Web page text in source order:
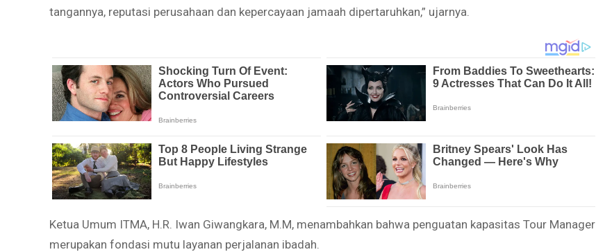
tangannya, reputasi perusahaan dan kepercayaan jamaah dipertaruhkan,” ujarnya.
Ketua Umum ITMA, H.R. Iwan Giwangkara, M.M, menambahkan bahwa penguatan kapasitas Tour Manager
merupakan fondasi mutu layanan perjalanan ibadah.